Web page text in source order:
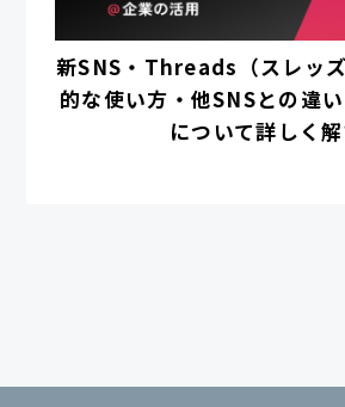
新SNS・Threads（スレッ
的な使い方・他SNSとの違
について詳しく